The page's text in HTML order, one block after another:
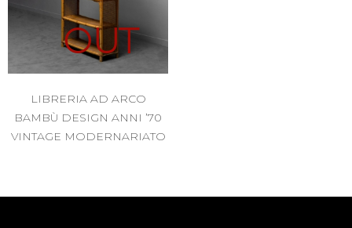
OUT
LIBRERIA AD ARCO
BAMBÙ DESIGN ANNI ’70
VINTAGE MODERNARIATO